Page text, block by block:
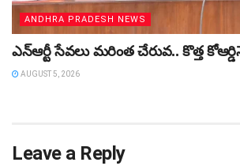
ANDHRA PRADESH NEWS
ఎన్ఆర్టీ సేవలు మరింత చేరువ.. కొత్త
AUGUST 5, 2026
Leave a Reply